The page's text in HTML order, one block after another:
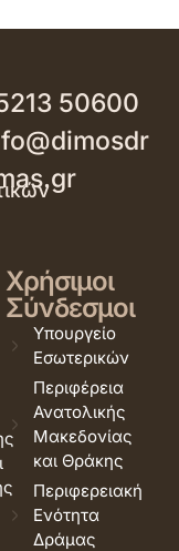
50600
Χρήσιμοι
Σύνδεσμοι
Υπουργείο
Εσωτερικών
Περιφέρεια
Ανατολικής
Μακεδονίας
και Θράκης
Περιφερειακή
Ενότητα
Δράμας